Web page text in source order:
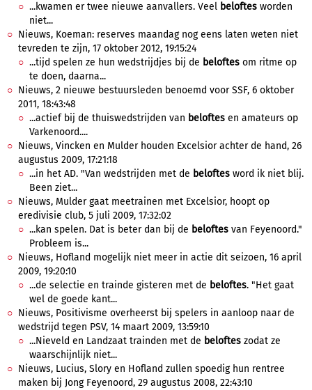
...kwamen er twee nieuwe aanvallers. Veel beloftes worden
niet...
Nieuws, Koeman: reserves maandag nog eens laten weten niet
tevreden te zijn, 17 oktober 2012, 19:15:24
...tijd spelen ze hun wedstrijdjes bij de beloftes om ritme op
te doen, daarna...
Nieuws, 2 nieuwe bestuursleden benoemd voor SSF, 6 oktober
2011, 18:43:48
...actief bij de thuiswedstrijden van beloftes en amateurs op
Varkenoord....
Nieuws, Vincken en Mulder houden Excelsior achter de hand, 26
augustus 2009, 17:21:18
...in het AD. "Van wedstrijden met de beloftes word ik niet blij.
Been ziet...
Nieuws, Mulder gaat meetrainen met Excelsior, hoopt op
eredivisie club, 5 juli 2009, 17:32:02
...kan spelen. Dat is beter dan bij de beloftes van Feyenoord."
Probleem is...
Nieuws, Hofland mogelijk niet meer in actie dit seizoen, 16 april
2009, 19:20:10
...de selectie en trainde gisteren met de beloftes. "Het gaat
wel de goede kant...
Nieuws, Positivisme overheerst bij spelers in aanloop naar de
wedstrijd tegen PSV, 14 maart 2009, 13:59:10
...Nieveld en Landzaat trainden met de beloftes zodat ze
waarschijnlijk niet...
Nieuws, Lucius, Slory en Hofland zullen spoedig hun rentree
maken bij Jong Feyenoord, 29 augustus 2008, 22:43:10